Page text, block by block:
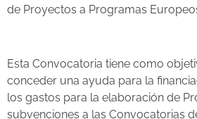
de Proyectos a Programas
Esta Convocatoria tiene como
conceder una ayuda para la
los gastos para la elaboración de
subvenciones a las Convocatorias